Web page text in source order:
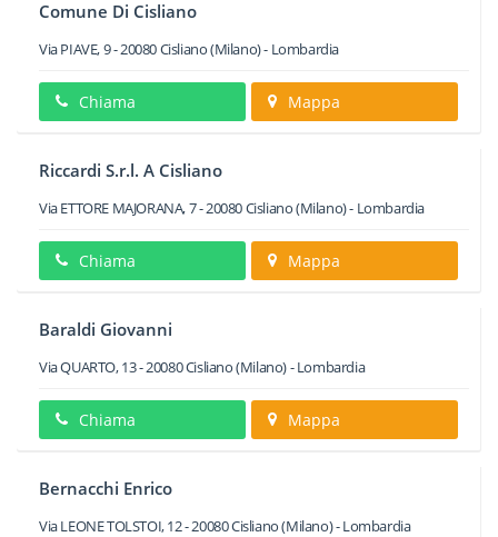
Comune Di Cisliano
Via PIAVE, 9-20080Cisliano(Milano) - Lombardia
Chiama Mappa
Riccardi S.r.l. A Cisliano
Via ETTORE MAJORANA, 7-20080Cisliano(Milano) - Lombardia
Chiama Mappa
Baraldi Giovanni
Via QUARTO, 13-20080Cisliano(Milano) -Lombardia
Chiama Mappa
Bernacchi Enrico
Via LEONE TOLSTOI, 12-20080Cisliano(Milano) -Lombardia